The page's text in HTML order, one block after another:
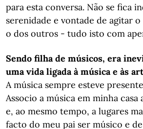
para esta conversa. Não se fica
serenidade e vontade de agitar
o dos outros - tudo isto com
Sendo filha de músicos, era
uma vida ligada à música e às
A música sempre esteve
Associo a música em minha
e, ao mesmo tempo, a lugares
facto do meu pai ser músico e